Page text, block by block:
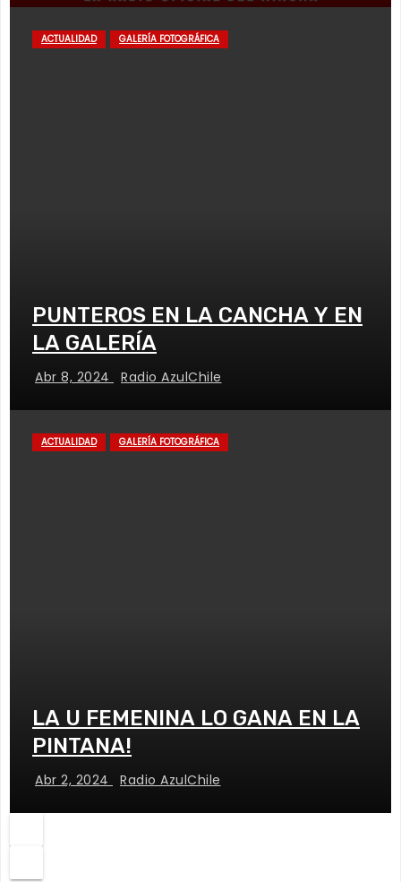
ACTUALIDAD GALERÍA FOTOGRÁFICA
PUNTEROS EN LA CANCHA Y EN
LA GALERÍA
Abr 8, 2024 Radio AzulChile
ACTUALIDAD GALERÍA FOTOGRÁFICA
LA U FEMENINA LO GANA EN LA
PINTANA!
Abr 2, 2024 Radio AzulChile